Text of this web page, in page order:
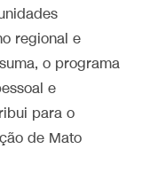
regional e
o programa
e
para o
de Mato